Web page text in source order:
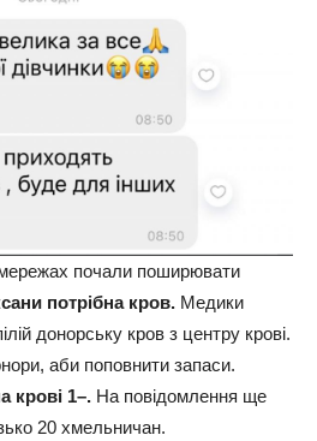
почали поширювати
потрібна кров. Медики
донорську кров з центру крові.
аби поповнити запаси.
крові 1–. На повідомлення ще
20 хмельничан.